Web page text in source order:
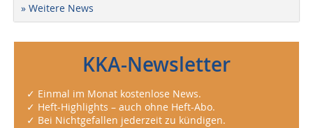
» Weitere News
KKA-Newsletter
✓ Einmal im Monat kostenlose News.
✓ Heft-Highlights – auch ohne Heft-Abo.
✓ Bei Nichtgefallen jederzeit zu kündigen.